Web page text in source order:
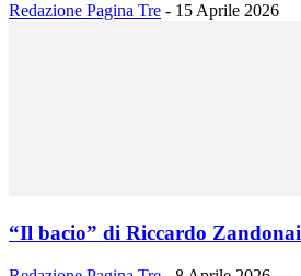
Redazione Pagina Tre - 15 Aprile 2026
“Il bacio” di Riccardo Zandonai